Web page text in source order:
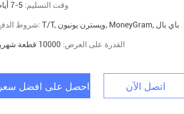
وقت التسليم: 5-7 أيام
شروط الدفع: T/T, ويسترن يونيون, MoneyGram, باي بال
القدرة على العرض: 10000 قطعة شهريا
احصل على افضل سعر اتصل الآن